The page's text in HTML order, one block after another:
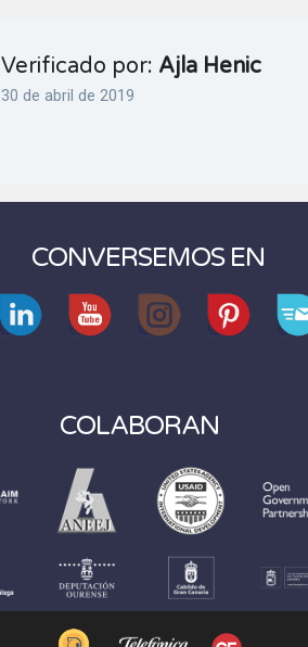
Verificado por: Ajla Henic
30 de abril de 2019
CONVERSEMOS EN
COLABORAN